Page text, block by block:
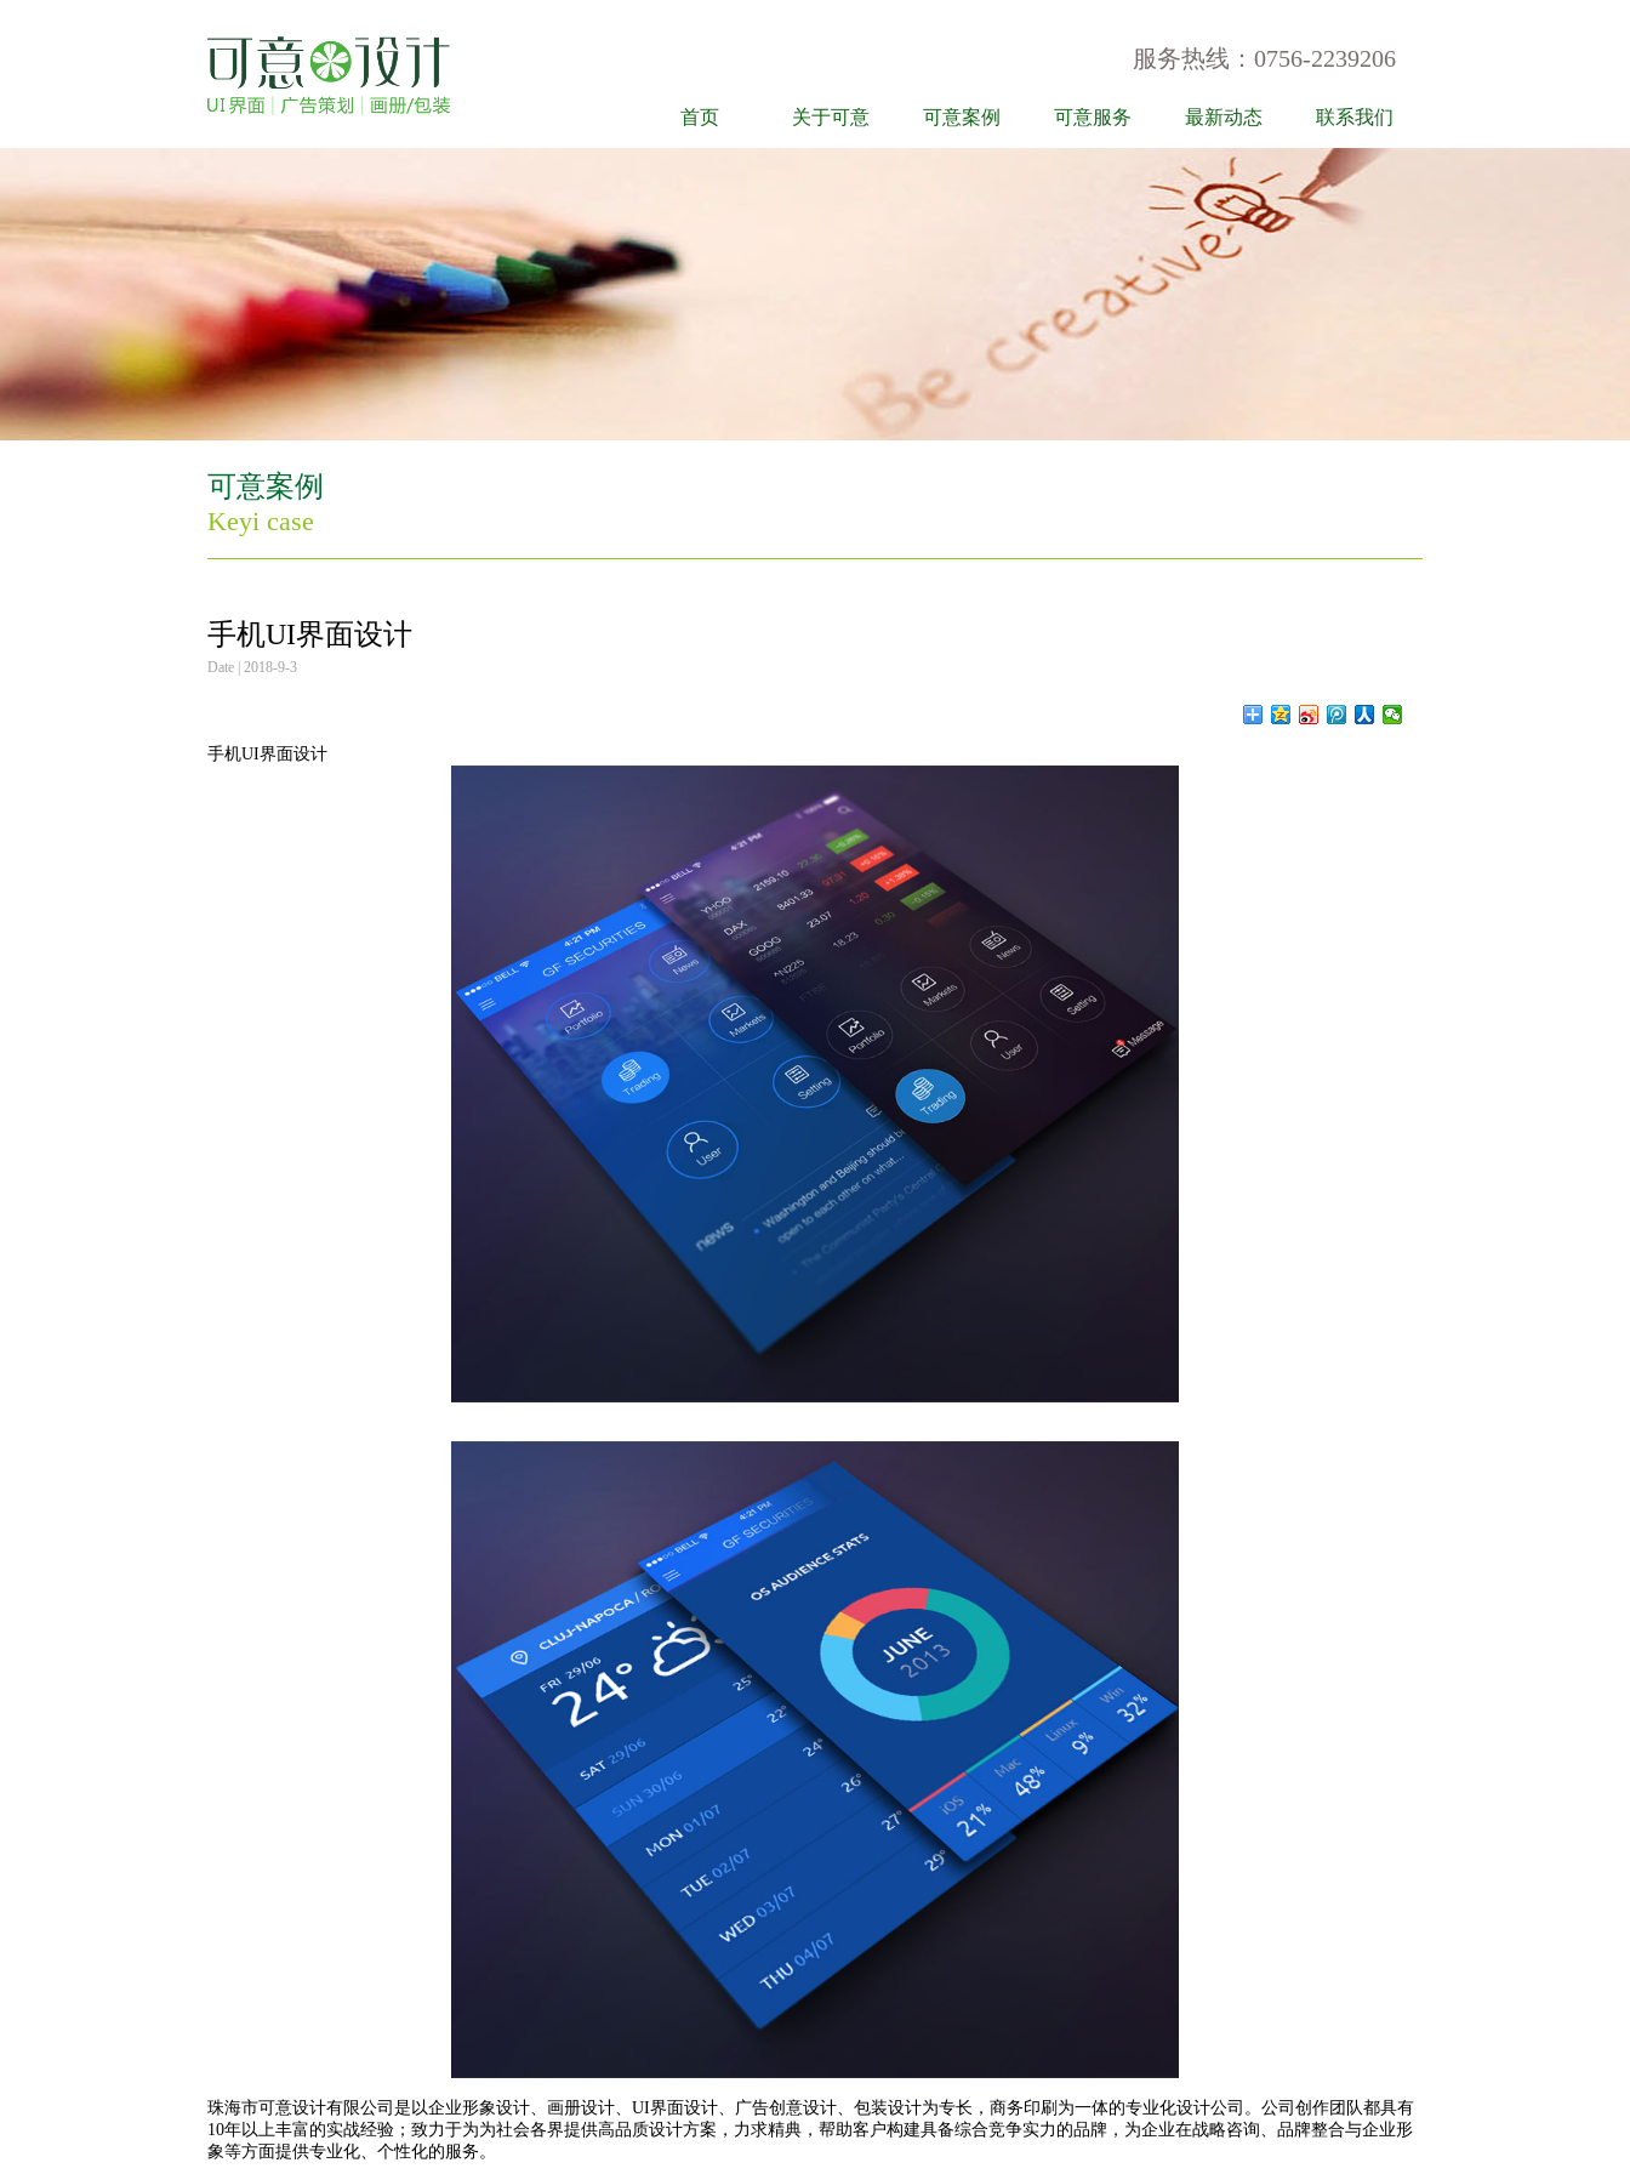
服务热线：0756-2239206
首页 关于可意 可意案例 可意服务 最新动态 联系我们
可意案例
Keyi case
手机UI界面设计
Date | 2018-9-3
手机UI界面设计
珠海市可意设计有限公司是以企业形象设计、画册设计、 UI界面设计、广告创意设计、包装设计为专长，商务印刷为一体的专业化设计公司。公司创作团队都具有
10年以上丰富的实战经验；致力于为为社会各界提供高品质设计方案，力求精典，帮助客户构建具备综合竞争实力的品牌，为企业在战略咨询、品牌整合与企业形
象等方面提供专业化、个性化的服务。